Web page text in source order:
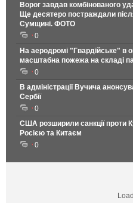
Ворог завдав комбінованого
Ще десятеро постраждали
Сумщині. ФОТО
0
На аеродромі "Гвардійське" в
масштабна пожежа на складі
0
В адміністрації Вучича
Сербії
0
США розширили санкції проти
Росією та Китаєм
0